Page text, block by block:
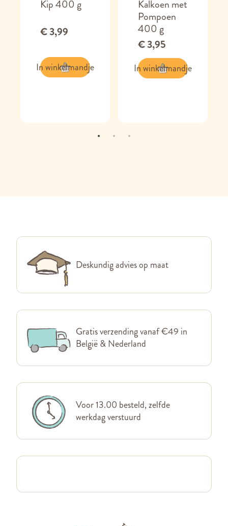
Kip 400 g
€ 3,99
In winkelmandje
Kalkoen met
Pompoen
400 g
€ 3,95
In winkelmandje
Deskundig advies op maat
Gratis verzending vanaf €49 in
België & Nederland
Voor 13.00 besteld, zelfde
werkdag verstuurd